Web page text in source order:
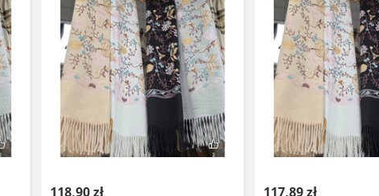
118,90 zł 117,89 zł